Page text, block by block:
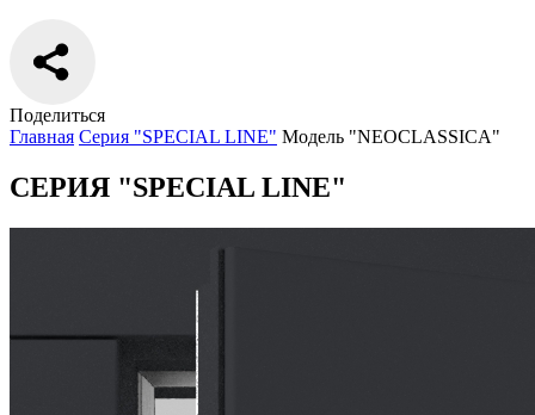
Поделиться
Главная Серия "SPECIAL LINE" Модель "NEOCLASSICA"
CЕРИЯ "SPECIAL LINE"